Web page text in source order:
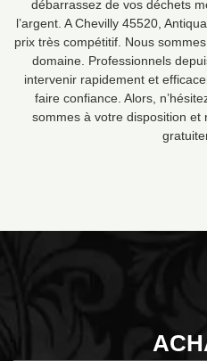
débarrassez de vos déchets
l’argent. A Chevilly 45520,
prix très compétitif. Nous
domaine. Professionnels
intervenir rapidement et
faire confiance. Alors,
sommes à votre disposition